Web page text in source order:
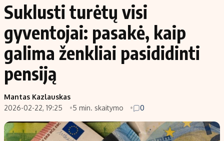
Suklusti turėtų visi
gyventojai: pasakė, kaip
galima ženkliai pasididinti
pensiją
Mantas Kazlauskas
2026-02-22, 19:25
5 min. skaitymo 0